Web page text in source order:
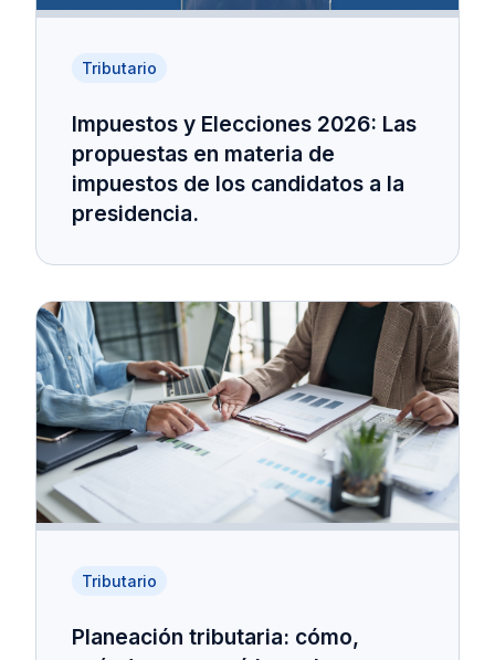
Tributario
Impuestos y Elecciones 2026: Las
propuestas en materia de
impuestos de los candidatos a la
presidencia.
Tributario
Planeación tributaria: cómo,